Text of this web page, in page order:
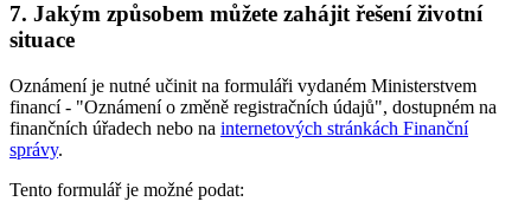
7. Jakým způsobem můžete zahájit řešení životní
situace
Oznámení je nutné učinit na formuláři vydaném Ministerstvem
financí - "Oznámení o změně registračních údajů", dostupném na
finančních úřadech nebo na internetových stránkách Finanční
správy.
Tento formulář je možné podat: